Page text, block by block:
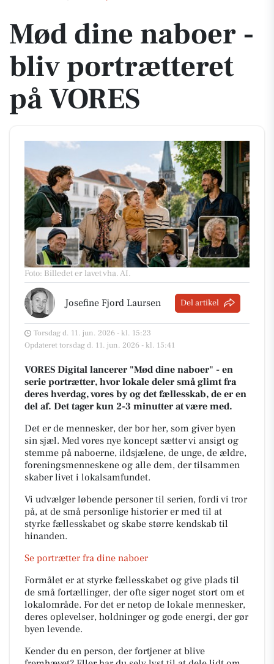
Mød dine naboer -
bliv portrætteret
på VORES
Foto: Billedet er lavet vha. AI.
Josefine Fjord Laursen Del artikel
Torsdag d. 11. jun. 2026 - kl. 15:23
Opdateret torsdag d. 11. jun. 2026 - kl. 15:41
VORES Digital lancerer "Mød dine naboer" - en
serie portrætter, hvor lokale deler små glimt fra
deres hverdag, vores by og det fællesskab, de er en
del af. Det tager kun 2-3 minutter at være med.
Det er de mennesker, der bor her, som giver byen
sin sjæl. Med vores nye koncept sætter vi ansigt og
stemme på naboerne, ildsjælene, de unge, de ældre,
foreningsmenneskene og alle dem, der tilsammen
skaber livet i lokalsamfundet.
Vi udvælger løbende personer til serien, fordi vi tror
på, at de små personlige historier er med til at
styrke fællesskabet og skabe større kendskab til
hinanden.
Se portrætter fra dine naboer
Formålet er at styrke fællesskabet og give plads til
de små fortællinger, der ofte siger noget stort om et
lokalområde. For det er netop de lokale mennesker,
deres oplevelser, holdninger og gode energi, der gør
byen levende.
Kender du en person, der fortjener at blive